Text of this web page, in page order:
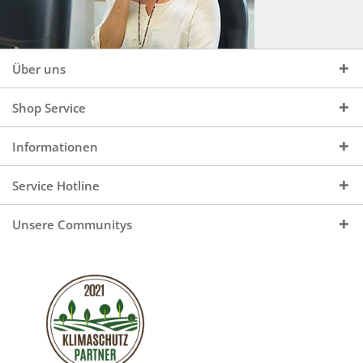
Über uns
Shop Service
Informationen
Service Hotline
Unsere Communitys